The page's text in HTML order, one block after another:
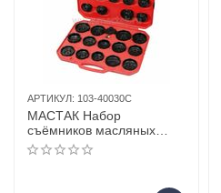
АРТИКУЛ: 103-40030C
МАСТАК Набор
съёмников масляных
фильтров, 30 предметов